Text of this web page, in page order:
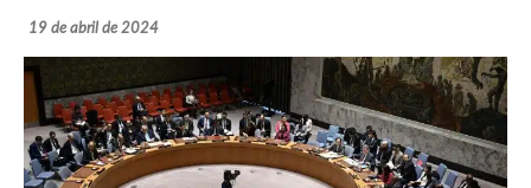
19 de abril de 2024